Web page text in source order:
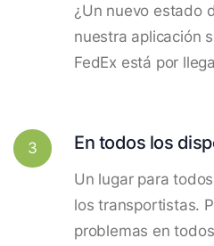
¿Un nuevo estado
nuestra aplicación
FedEx está por
3 En todos los
Un lugar para
los transportistas.
problemas en